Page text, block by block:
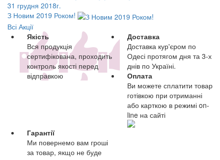
31 грудня 2018г.
З Новим 2019 Роком!
Всі Акції
Якість
Вся продукція
сертифікована, проходить
контроль якості перед
відправкою
Доставка
Доставка кур'єром по
Одесі протягом дня та 3-х
днів по Україні.
Оплата
Ви можете сплатити товар
готівкою при отриманні
або карткою в режимі on-
line на сайті
Гарантії
Ми повернемо вам гроші
за товар, якщо не буде